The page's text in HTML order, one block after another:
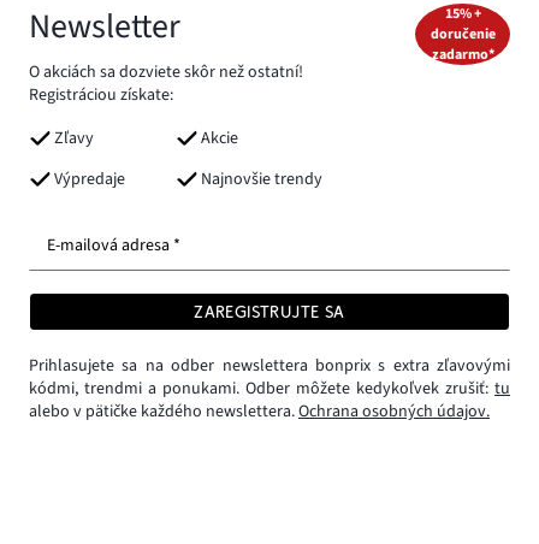
Newsletter
O akciách sa dozviete skôr než ostatní!
Registráciou získate:
Zľavy
Akcie
Výpredaje
Najnovšie trendy
15% +
doručenie
zadarmo*
E-mailová adresa *
ZAREGISTRUJTE SA
Prihlasujete sa na odber newslettera bonprix s extra zľavovými
kódmi, trendmi a ponukami. Odber môžete kedykoľvek zrušiť: tu
alebo v pätičke každého newslettera.Ochrana osobných údajov.